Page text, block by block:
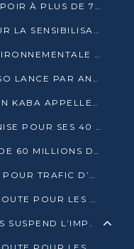
L’ESPACE OPOKO REDONNE ESPOIR À PLUS DE 775 ÉLÈVES AUTOCHTONES DANS LE NORD DU CONGO
PAUL VALISE MATOMBÉ MISE SUR LA SENSIBILISATION POUR ÉRAQUER LE GRAND BANDITISME
UNE NOUVELLE DIRECTION ENVIRONNEMENTALE POUR RENFORCER LA GESTION DES DONNÉES AU CONGO
LE PRÉSIDENT SASSOU N’GUESSO LANCE PAR ANTICIPATION LA 39ÈME JOURNÉE NATIONALE DE L’ARBRE
L’ASSOCIATION LES AMIS D’YVON KABA APPELLENT DENIS SASSOU N’GUESSO À SE PORTER CANDIDAT
CONGO : LE BCBTP SE MODERNISE POUR SES 40 ANS D’EXISTENCE
LA BANQUE MONDIALE ACCORDE 60 MILLIONS DE DOLLARS POUR LA RÉSILIENCE URBAINE AU CONGO
NKAYI : UN HOMME INTERPELLÉ POUR TRAFIC D’UN BÉBÉ CHIMPANZÉ
55 ÉTUDIANTS CONGOLAIS EN ROUTE POUR LES UNIVERSITÉS ALGÉRIENNES
LE GOUVERNEMENT CONGOLAIS SUSPEND L’IMPORTATION DES MACHETTES ET DES MOTOS